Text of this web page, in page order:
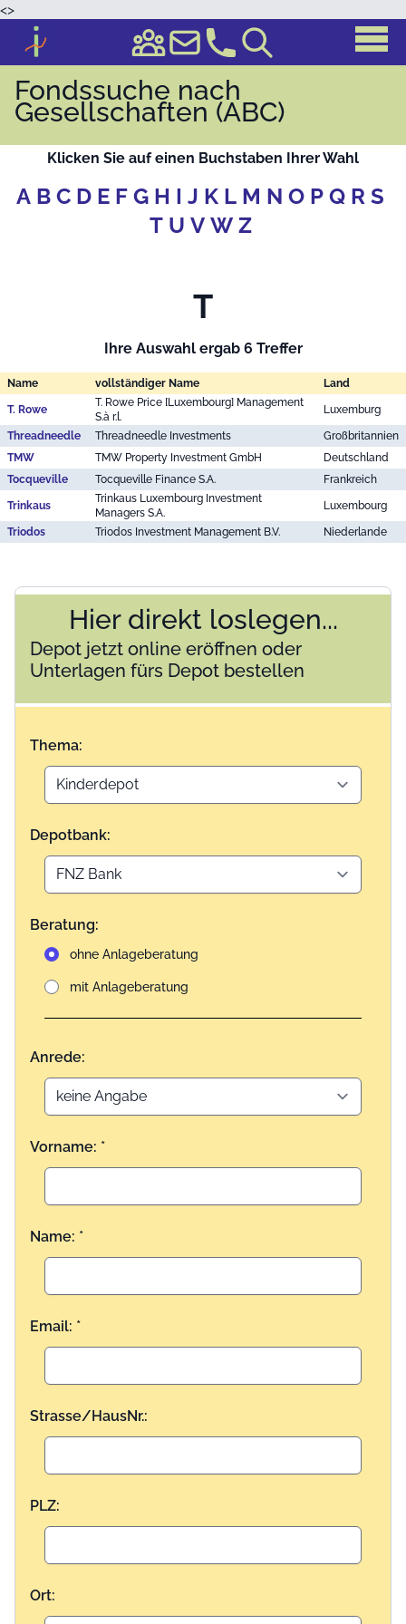
<>
Fondssuche nach
Gesellschaften (ABC)
Klicken Sie auf einen Buchstaben Ihrer Wahl
A B C D E F G H I J K L M N O P Q R S
T U V W Z
T
Ihre Auswahl ergab 6 Treffer
Name vollständiger Name Land
T. Rowe
T. Rowe Price [Luxembourg] Management
S.à r.l.
Luxemburg
Threadneedle Threadneedle Investments
Großbritannien
TMW
TMW Property Investment GmbH
Deutschland
Tocqueville
Tocqueville Finance S.A. Frankreich
Trinkaus
Trinkaus Luxembourg Investment
Managers S.A.
Luxembourg
Triodos Triodos Investment Management B.V. Niederlande
Hier direkt loslegen...
Depot jetzt online eröffnen oder
Unterlagen fürs Depot bestellen
Thema:
Depotbank:
Beratung:
ohne Anlageberatung
mit Anlageberatung
Anrede:
Vorname: *
Name: *
Email: *
Strasse/HausNr.:
PLZ:
Ort: